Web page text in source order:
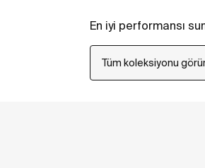
En iyi performansı
Tüm koleksiyonu